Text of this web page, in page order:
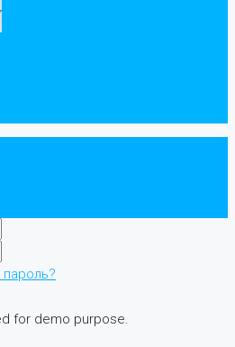
for demo purpose.